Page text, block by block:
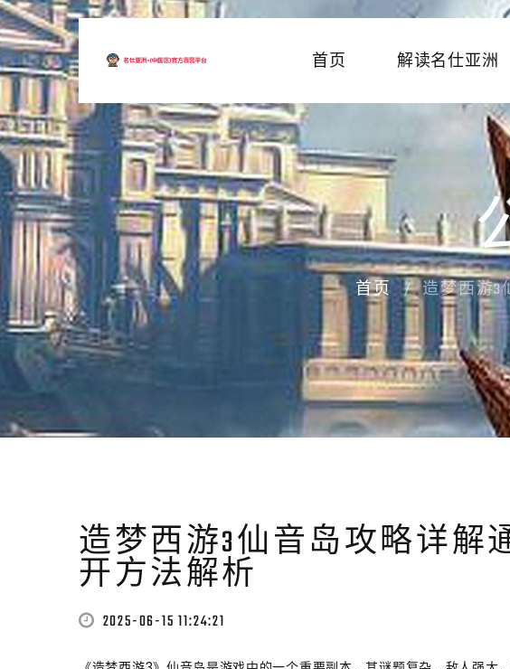
首页 解读名仕亚洲
首页 造梦西游3
造梦西游3仙音岛攻略详解
开方法解析
2025-06-15 11:24:21